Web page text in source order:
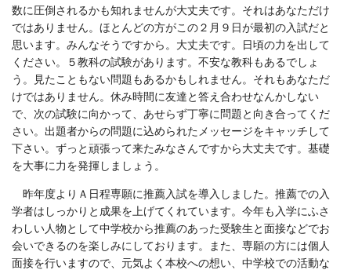
数に圧倒されるかも知れませんが大丈夫です。それはあなただけ
ではありません。ほとんどの方がこの２月９日が最初の入試だと
思います。みんなそうですから。大丈夫です。日頃の力を出して
ください。５教科の試験があります。不安な教科もあるでしょ
う。見たこともない問題もあるかもしれません。それもあなただ
けではありません。休み時間に友達と答え合わせなんかしない
で、次の試験に向かって、あせらず丁寧に問題と向き合ってくだ
さい。出題者からの問題に込められたメッセージをキャッチして
下さい。ずっと頑張って来たみなさんですから大丈夫です。基礎
を大事に力を発揮しましょう。
昨年度よりＡ日程専願に推薦入試を導入しました。推薦での入
学者はしっかりと成果を上げてくれています。今年も入学にふさ
わしい人物として中学校から推薦のあった受験生と面接などでお
会いできるのを楽しみにしております。また、専願の方には個人
面接を行いますので、元気よく本校への想い、中学校での活動な